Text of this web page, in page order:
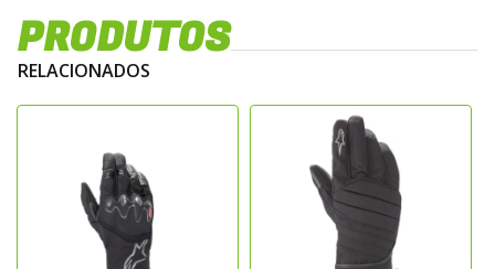
membrana Drystar impermeavel e
respiravel, garantindo protecao contra
agua e vento sem comprometer o conforto
interno. Possui protetor rigido no dorso,
reforcos na palma e nos dedos, alem de
construcao ergonomica pre curvada que
assegura ajuste preciso, mobilidade e
controle durante a pilotagem.
Principais Caracteristicas
PRODUTOS
RELACIONADOS